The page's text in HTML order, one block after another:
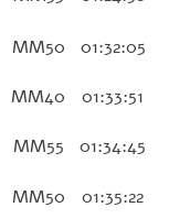
MM50 01:32:05
MM40 01:33:51
MM55 01:34:45
MM50 01:35:22